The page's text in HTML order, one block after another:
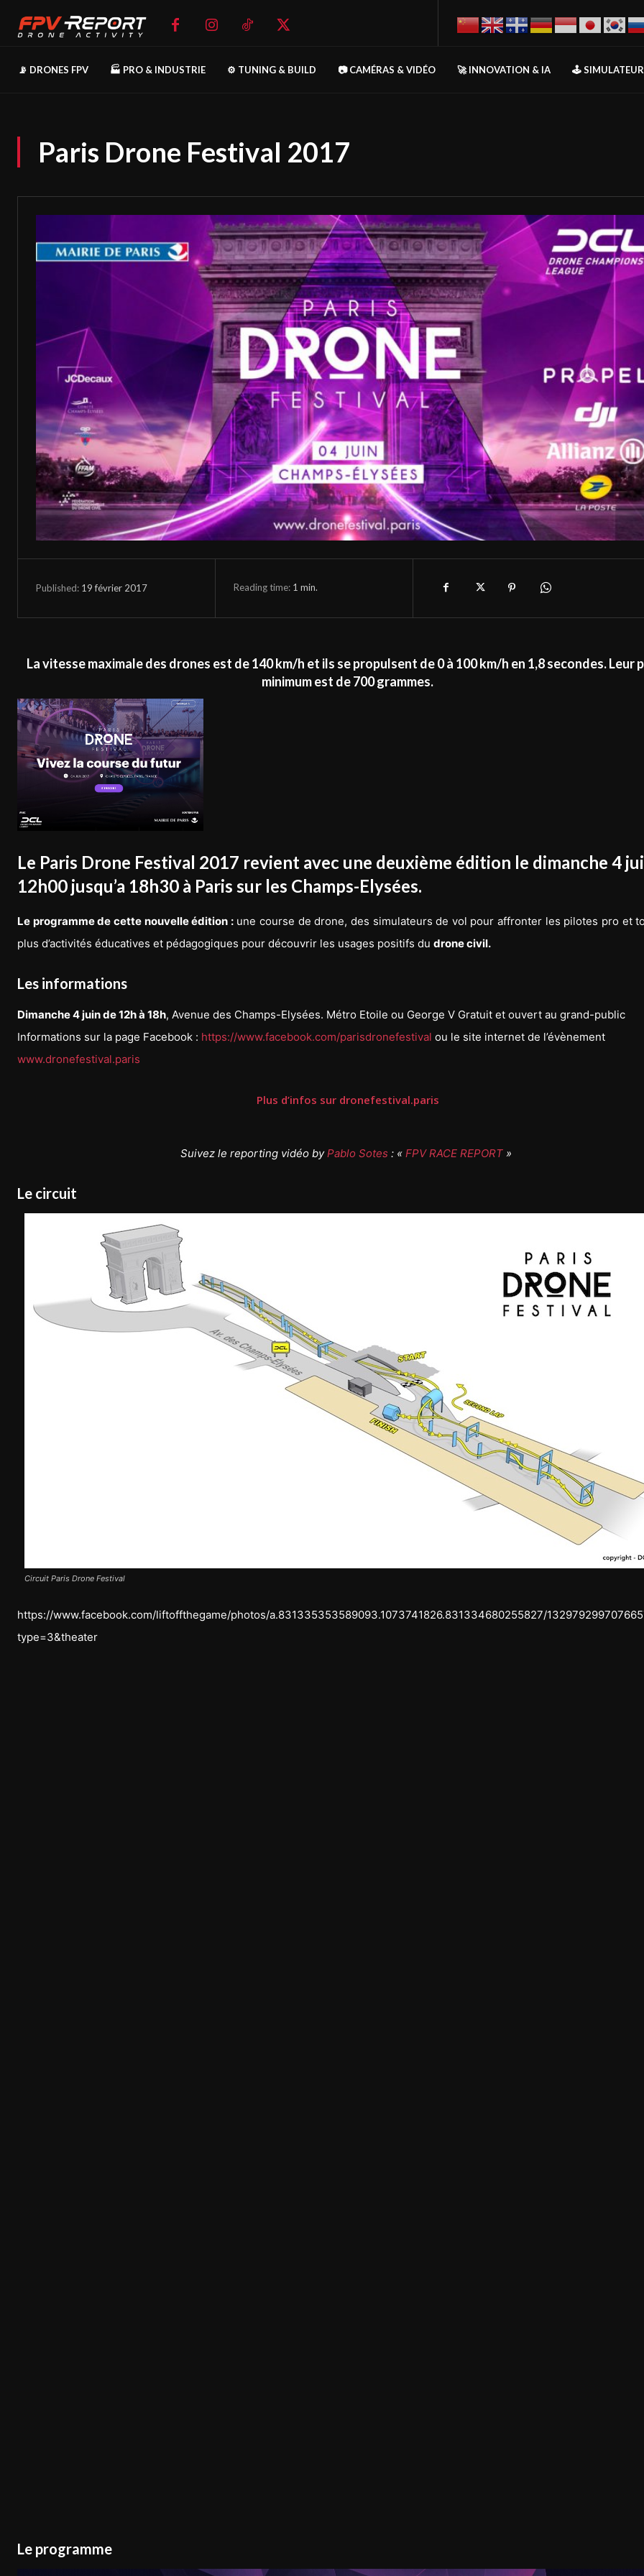
📡 DRONES FPV 🏭 PRO & INDUSTRIE ⚙️ TUNING & BUILD 📷 CAMÉRAS & VIDÉO 🚀 INNOVATION & IA 🕹️
Paris Drone Festival 2017
Published: 19 février 2017 Reading time: 1 min.
La vitesse maximale des drones est de 140 km/h et ils se propulsent de 0 à 100 km/h en 1,8 secondes. Leur
minimum est de 700 grammes.
Le Paris Drone Festival 2017 revient avec une deuxième édition le dimanche 4
12h00 jusqu’a 18h30 à Paris sur les Champs-Elysées.
Le programme de cette nouvelle édition :une course de drone, des simulateurs de vol pour affronter les pilotes pro et
plus d’activités éducatives et pédagogiques pour découvrir les usages positifs du drone civil.
Les informations
Dimanche 4 juin de 12h à 18h, Avenue des Champs-Elysées. Métro Etoile ou George V Gratuit et ouvert au grand-public
Informations sur la page Facebook : https://www.facebook.com/parisdronefestival ou le site internet de l’évènement
www.dronefestival.paris
Plus d’infos sur dronefestival.paris
Suivez le reporting vidéo byPablo Sotes : «FPV RACE REPORT »
Le circuit
Circuit Paris Drone Festival
https://www.facebook.com/liftoffthegame/photos/a.831335353589093.1073741826.831334680255827/
type=3&theater
Le programme